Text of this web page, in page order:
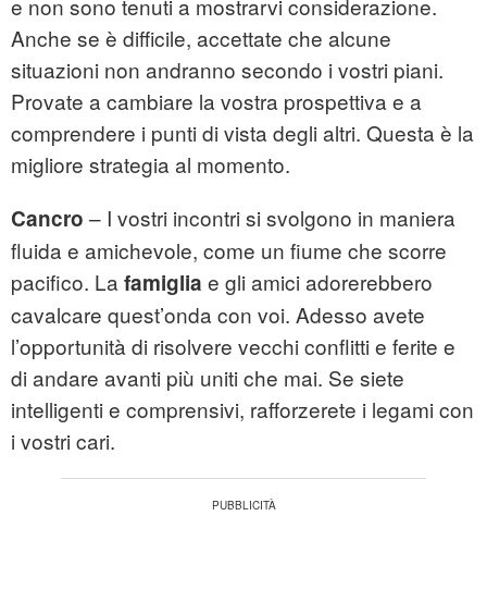
e non sono tenuti a mostrarvi considerazione.
Anche se è difficile, accettate che alcune
situazioni non andranno secondo i vostri piani.
Provate a cambiare la vostra prospettiva e a
comprendere i punti di vista degli altri. Questa è la
migliore strategia al momento.
Cancro – I vostri incontri si svolgono in maniera
fluida e amichevole, come un fiume che scorre
pacifico. La famiglia e gli amici adorerebbero
cavalcare quest’onda con voi. Adesso avete
l’opportunità di risolvere vecchi conflitti e ferite e
di andare avanti più uniti che mai. Se siete
intelligenti e comprensivi, rafforzerete i legami con
i vostri cari.